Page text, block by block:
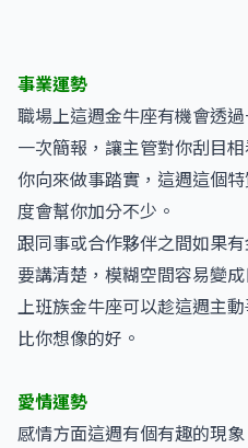
事業運勢
職場上這週金牛座有機會透
一次簡報，讓主管對你刮目相
你向來做事踏實，這週這個
度會幫你加分不少。
跟同事或合作夥伴之間如果
要講清楚，模糊空間容易變
上班族金牛座可以趁這週主
比你想像的好。
愛情運勢
感情方面這週有個有趣的現